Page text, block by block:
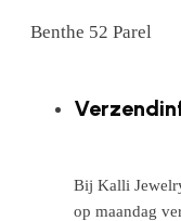
Benthe 52 Parel
Bij Kalli
op maandag